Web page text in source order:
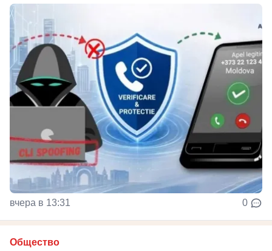
вчера в 13:31 0
Общество